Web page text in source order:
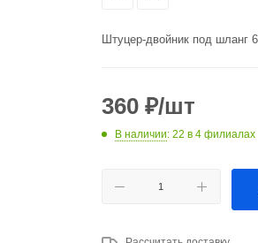
Штуцер-двойник под шланг
360 ₽/шт
В наличии: 22 в 4 филиалах